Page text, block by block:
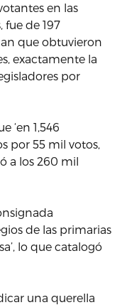
en las
fue de 197
que obtuvieron
exactamente la
por
‘en 1,546
por 55 mil votos,
a los 260 mil
de las primarias
lo que catalogó
una querella